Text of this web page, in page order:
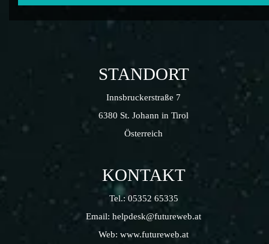
STANDORT
Innsbruckerstraße 7
6380 St. Johann in Tirol
Österreich
KONTAKT
Tel.: 05352 65335
Email: helpdesk@futureweb.at
Web: www.futureweb.at